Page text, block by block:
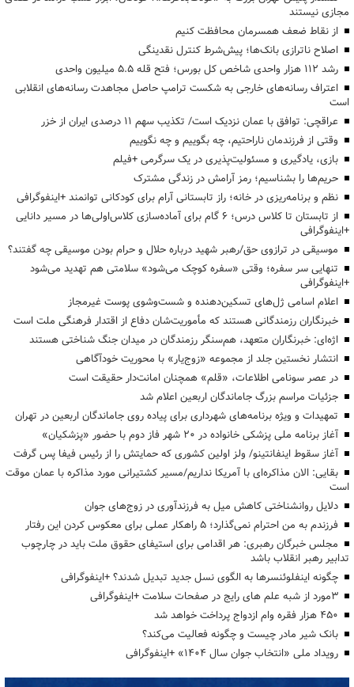
مجازی نیستند
از نقاط ضعف همسرمان محافظت کنیم
اصلاح ناترازی بانک‌ها؛ پیش‌شرط کنترل نقدینگی
رشد ۱۱۲ هزار واحدی شاخص کل بورس؛ فتح قله ۵.۵ میلیون واحدی
اعتراف رسانه‌های خارجی به شکست ترامپ حاصل مجاهدت رسانه‌های انقلابی
است
عراقچی: توافق با عمان نزدیک است/ تکذیب سهم ۱۱ درصدی ایران از خزر
وقتی از فرزندمان ناراحتیم، چه بگوییم و چه نگوییم
بازی، یادگیری و مسئولیت‌پذیری در یک سرگرمی +فیلم
حریم‌ها را بشناسیم؛ رمز آرامش در زندگی مشترک
نظم و برنامه‌ریزی در خانه؛ راز تابستانی آرام برای کودکانی توانمند +اینفوگرافی
از تابستان تا کلاس درس؛ ۶ گام برای آماده‌سازی کلاس‌اولی‌ها در مسیر دانایی
+اینفوگرافی
موسیقی در ترازوی حق/رهبر شهید درباره حلال و حرام بودن موسیقی چه گفتند؟
تنهایی سر سفره؛ وقتی «سفره کوچک می‌شود» سلامتی هم تهدید می‌شود
+اینفوگرافی
اعلام اسامی ژل‌های تسکین‌دهنده و شست‌وشوی پوست غیرمجاز
خبرنگاران رزمندگانی هستند که مأموریت‌شان دفاع از اقتدار فرهنگی ملت است
اژه‌ای: خبرنگاران متعهد، هم‌سنگر رزمندگان در میدان جنگ شناختی هستند
انتشار نخستین جلد از مجموعه «زوج‌یار» با محوریت خودآگاهی
در عصر سونامی اطلاعات، «قلم» همچنان امانت‌دار حقیقت است
جزئیات مراسم بزرگ جاماندگان اربعین اعلام شد
تمهیدات و ویژه برنامه‌های شهرداری برای پیاده روی جاماندگان اربعین در تهران
آغاز برنامه ملی پزشکی خانواده در ۲۰ شهر فاز دوم با حضور «پزشکیان»
آغاز سقوط اینفانتینو/ ولز اولین کشوری که حمایتش را از رئیس فیفا پس گرفت
بقایی: الان مذاکره‌ای با آمریکا نداریم/مسیر کشتیرانی مورد مذاکره با عمان موقت
است
دلایل روانشناختی کاهش میل به فرزندآوری در زوج‌های جوان
فرزندم به من احترام نمی‌گذارد؛ ۵ راهکار عملی برای معکوس کردن این رفتار
مجلس خبرگان رهبری: هر اقدامی برای استیفای حقوق ملت باید در چارچوب
تدابیر رهبر انقلاب باشد
چگونه اینفلوئنسرها به الگوی نسل جدید تبدیل شدند؟ +اینفوگرافی
3مورد از شبه علم های رایج در صفحات سلامت +اینفوگرافی
۴۵۰ هزار فقره وام ازدواج پرداخت خواهد شد
بانک شیر مادر چیست و چگونه فعالیت می‌کند؟
رویداد ملی «انتخاب جوان سال ۱۴۰۴» +اینفوگرافی